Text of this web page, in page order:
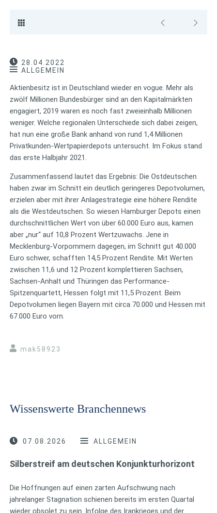
28.04.2022
ALLGEMEIN
Aktienbesitz ist in Deutschland wieder en vogue. Mehr als
zwölf Millionen Bundesbürger sind an den Kapitalmärkten
engagiert, 2019 waren es noch fast zweieinhalb Millionen
weniger. Welche regionalen Unterschiede sich dabei zeigen,
hat nun eine große Bank anhand von rund 1,4 Millionen
Privatkunden-Wertpapierdepots untersucht. Im Fokus stand
das erste Halbjahr 2021.
Zusammenfassend lautet das Ergebnis: Die Ostdeutschen
haben zwar im Schnitt ein deutlich geringeres Depotvolumen,
erzielen aber mit ihrer Anlagestrategie eine höhere Rendite
als die Westdeutschen. So wiesen Hamburger Depots einen
durchschnittlichen Wert von über 60.000 Euro aus, kamen
aber „nur“ auf 10,8 Prozent Wertzuwachs. Jene in
Mecklenburg-Vorpommern dagegen, im Schnitt gut 40.000
Euro schwer, schafften 14,5 Prozent Rendite. Mit Werten
zwischen 11,6 und 12 Prozent komplettieren Sachsen,
Sachsen-Anhalt und Thüringen das Performance-
Spitzenquartett, Hessen folgt mit 11,5 Prozent. Beim
Depotvolumen liegen Bayern mit circa 70.000 und Hessen mit
67.000 Euro vorn.
mak58923
Wissenswerte Branchennews
07.08.2026 ALLGEMEIN
Silberstreif am deutschen Konjunkturhorizont
Die Hoffnungen auf einen zarten Aufschwung nach
jahrelanger Stagnation schienen bereits im ersten Quartal
wieder obsolet zu sein. Infolge des Irankrieges und der